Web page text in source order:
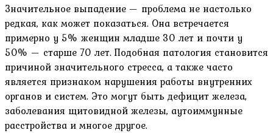
Значительное выпадение — проблема не настолько
редкая, как может показаться. Она встречается
примерно у 5% женщин младше 30 лет и почти у
50% — старше 70 лет. Подобная патология становится
причиной значительного стресса, а также часто
является признаком нарушения работы внутренних
органов и систем. Это могут быть дефицит железа,
заболевания щитовидной железы, аутоиммунные
расстройства и многое другое.